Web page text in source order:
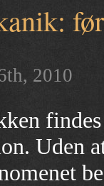
2010
Uden